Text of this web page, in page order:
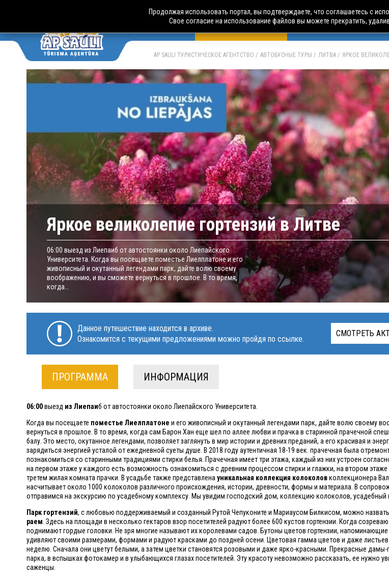
АВТОБУСНЫЕ ТУРЫ АВИА ПУТЕШЕСТВИЯ
AP SAULI ТУРИСТИЧЕСКОЕ АГЕНТСТВО АВТОБУСНЫЕ ТУРЫ ЛИТВА ЯРКОЕ
Яркое великолепие гортензий в Литве
06:00 выезд из Лиепаиб от автостоянки около Лиепайского
Университета. Когда вы посещаете поместье Лиелплатоне и его
живописный и окутанный легендами парк, дайте волю своему
воображению, и вы сможете вернуться в прошлое. В то время,
когда...
СМОТРЕТЬ
Данное путешествие находится в архиве.
Ознакомится с текущими предложениями можно пройдя по ссылке.
ПРОГРАММА ИНФОРМАЦИЯ
06:00выезд из Лиепаиб от автостоянки около Лиепайского Университета.
Когда вы посещаете поместье Лиелплатоне и его живописный и окутанный легендами парк, дайте волю своему
вернуться в прошлое. В то время, когда сам Барон Хан еще шел по аллее любви и прачка в старинной прачечной
балу. Это место, окутанное легендами, позволяет заглянуть в мир истории и древних преданий, а его красивая и
зарядиться энергией усталой от ежедневной суеты душе. В 2018 году аутентичная 18-19 век. прачечная была
познакомиться со старинными традициями стирки белья. Прачечная имеет три этажа, каждый из них устроен
на первом этаже у каждого есть возможность ознакомиться с древним процессом стирки и глажки, на втором этаже
третем жилая комната прачки. В усадьбе также представлена ​​ уникальная коллекция колоколовколлекционера
насчитывает около 1000 колоколов различного происхождения, истории, древности, формы и материала. В
отправимся на экскурсию по усадебному комплексу. Мы увидим господский дом, коллекцию колоколов, усадебный
Парк гортензий, с любовью поддерживаемый и созданный Рутой Чепуконите и Мариаусом Билкисом, можно
раем . Здесь на площади в несколько гектаров взор посетителей радуют более 600 кустов гортензии. Когда
поднимают гордые головки. Не зря многие называют их королевами садов. Бутоны цветов гортензии,
удивляют своими размерами, формами и радуют красками до поздней осени. Цветовая гамма цветов и даже листьев
неделю. Сначала они цветут белыми, а затем цветки становятся розовыми и даже ярко-красными. Прекрасные дамы-
парка, в вспышках фотокамер и в улыбающихся глазах посетителей. Эту красоту невозможно рассказать, ее нужно
саженцы.
Продолжая использовать портал, вы подтверждаете, что соглашаетесь с
Свое согласие на использование файлов вы можете прекратить,